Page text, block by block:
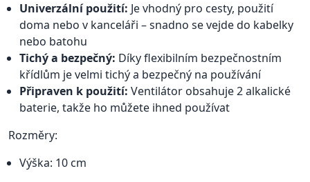
Univerzální použití: Je vhodný pro cesty, použití
doma nebo v kanceláři – snadno se vejde do kabelky
nebo batohu
Tichý a bezpečný: Díky flexibilním bezpečnostním
křídlům je velmi tichý a bezpečný na používání
Připraven k použití: Ventilátor obsahuje 2 alkalické
baterie, takže ho můžete ihned používat
Rozměry:
Výška: 10 cm